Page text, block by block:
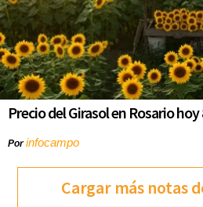
Precio del Girasol en Rosario
Porinfocampo
Cargar más notas